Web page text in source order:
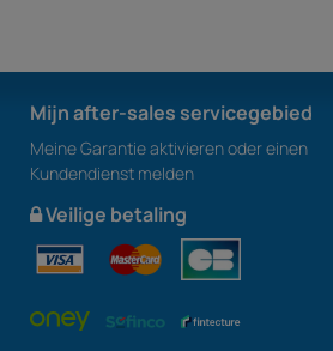
Mijn after-sales servicegebied
Meine Garantie aktivieren oder einen
Kundendienst melden
Veilige betaling